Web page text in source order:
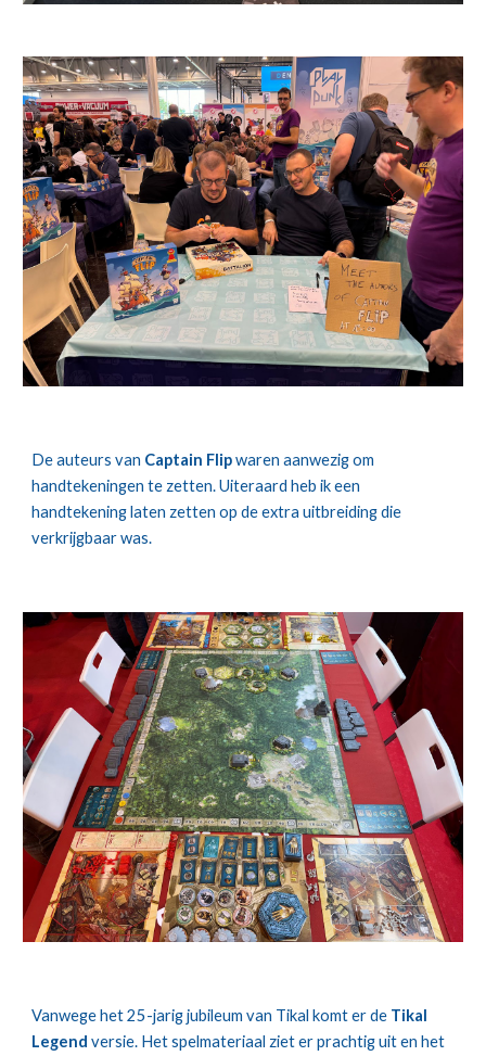
De auteurs van Captain Flipwaren aanwezig om
handtekeningen te zetten. Uiteraard heb ik een
handtekening laten zetten op de extra uitbreiding die
verkrijgbaar was.
Vanwege het 25-jarig jubileum van Tikal komt er de Tikal
Legend versie. Het spelmateriaal ziet er prachtig uit en het